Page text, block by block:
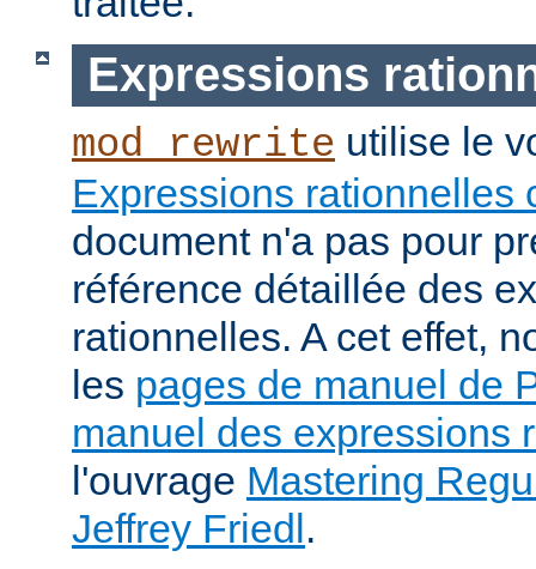
Expressions
mod_rewrite utilise le
Expressions rationnelles
document n'a pas pour
référence détaillée des
rationnelles. A cet effet,
les pages de manuel de
manuel des expressions
l'ouvrage Mastering
Jeffrey Friedl.